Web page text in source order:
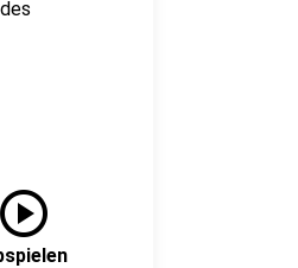
play_circle